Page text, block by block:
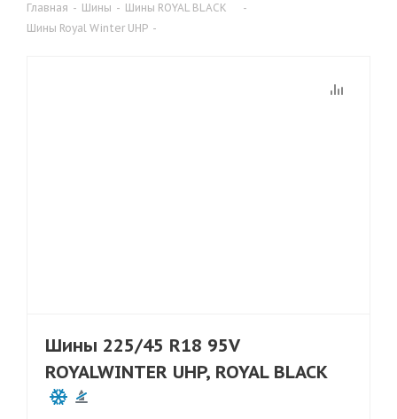
Главная - Шины - Шины ROYAL BLACK
-
Шины Royal Winter UHP -
Шины 225/45 R18 95V
ROYALWINTER UHP, ROYAL BLACK